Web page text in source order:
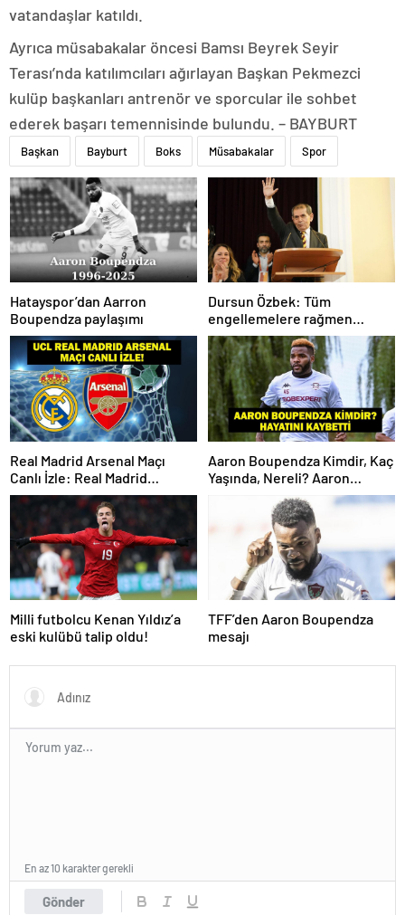
vatandaşlar katıldı.
Ayrıca müsabakalar öncesi Bamsı Beyrek Seyir
Terası’nda katılımcıları ağırlayan Başkan Pekmezci
kulüp başkanları antrenör ve sporcular ile sohbet
ederek başarı temennisinde bulundu. – BAYBURT
Başkan Bayburt Boks Müsabakalar Spor
Hatayspor’dan Aarron
Boupendza paylaşımı
Dursun Özbek: Tüm
engellemelere rağmen
hedefimize ilerliyoruz
Real Madrid Arsenal Maçı
Canlı İzle: Real Madrid
Arsenal Maçı Hangi Kanalda?
Real Madrid Arsenal Maçı Ne
Zaman, Saat Kaçta? İşte Maç
Kadrosu
Aaron Boupendza Kimdir, Kaç
Yaşında, Nereli? Aaron
Boupendza neden öldü?
Süper Lig’in eski gol kralı
hayatını kaybetti!
Milli futbolcu Kenan Yıldız’a
eski kulübü talip oldu!
TFF’den Aaron Boupendza
mesajı
Gönder
En az 10 karakter gerekli